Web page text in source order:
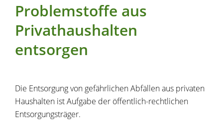
Problemstoffe aus
Privathaushalten
entsorgen
Die Entsorgung von gefährlichen Abfällen aus privaten
Haushalten ist Aufgabe der öffentlich-rechtlichen
Entsorgungsträger.